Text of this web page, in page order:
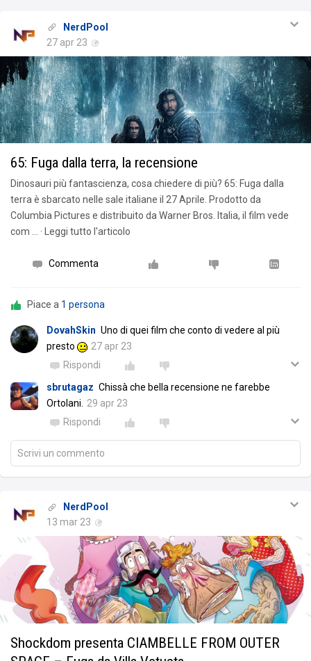
NerdPool
27 apr 23
65: Fuga dalla terra, la recensione
Dinosauri più fantascienza, cosa chiedere di più? 65: Fuga dalla
terra è sbarcato nelle sale italiane il 27 Aprile. Prodotto da
Columbia Pictures e distribuito da Warner Bros. Italia, il film vede
com … · Leggi tutto l'articolo
Commenta
Piace a 1 persona
DovahSkin Uno di quei film che conto di vedere al più
presto
27 apr 23
Rispondi
sbrutagaz Chissà che bella recensione ne farebbe
Ortolani. 29 apr 23
Rispondi
Scrivi un commento
NerdPool
13 mar 23
Shockdom presenta CIAMBELLE FROM OUTER